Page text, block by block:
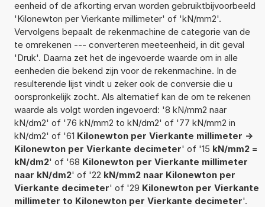
eenheid of de afkorting ervan worden gebruiktbijvoorbeeld
'Kilonewton per Vierkante millimeter' of 'kN/mm2'.
Vervolgens bepaalt de rekenmachine de categorie van de
te omrekenen --- converteren meeteenheid, in dit geval
'Druk'. Daarna zet het de ingevoerde waarde om in alle
eenheden die bekend zijn voor de rekenmachine. In de
resulterende lijst vindt u zeker ook de conversie die u
oorspronkelijk zocht. Als alternatief kan de om te rekenen
waarde als volgt worden ingevoerd: '8 kN/mm2 naar
kN/dm2' of '76 kN/mm2 to kN/dm2' of '77 kN/mm2 in
kN/dm2' of '61 Kilonewton per Vierkante millimeter ->
Kilonewton per Vierkante decimeter' of '15 kN/mm2 =
kN/dm2' of '68 Kilonewton per Vierkante millimeter
naar kN/dm2' of '22 kN/mm2 naar Kilonewton per
Vierkante decimeter' of '29 Kilonewton per Vierkante
millimeter to Kilonewton per Vierkante decimeter'.